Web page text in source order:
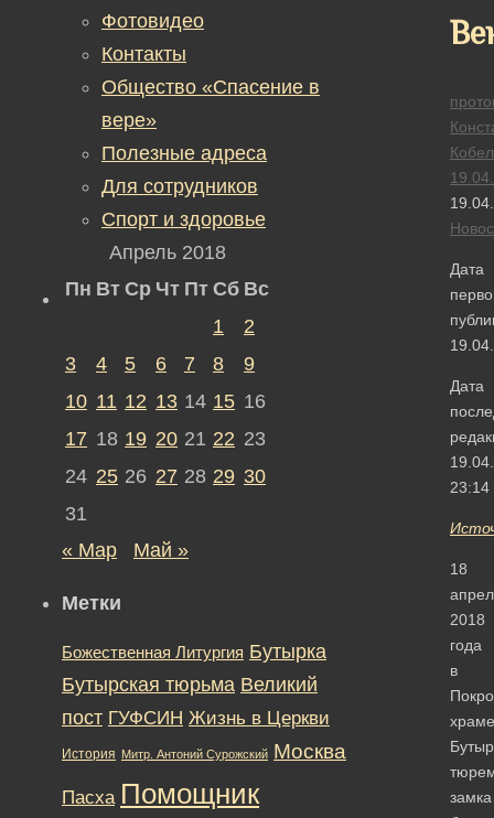
Дата
Дата
23:14
18
2018
года
в
храме
замка
Фотовидео
Контакты
Общество «Спасение в
вере»
Полезные адреса
Для сотрудников
Спорт и здоровье
Апрель 2018
Пн Вт Ср Чт Пт Сб Вс
1
2
3
4 5 6 7 8
9
10 11 12 13 14 15 16
17 18 19 20 21 22 23
24 25 26 27 28 29 30
31
« Мар
Май »
Метки
Божественная Литургия Бутырка
Бутырская тюрьма Великий
пост ГУФСИН Жизнь в Церкви
История Митр. Антоний Сурожский Москва
Пасха Помощник